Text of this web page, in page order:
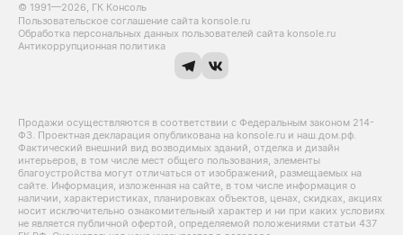
© 1991—2026, ГК Консоль
Пользовательское соглашение сайта konsole.ru
Обработка персональных данных пользователей сайта konsole.ru
Антикоррупционная политика
Продажи осуществляются в соответствии с Федеральным законом 214-
Ф3. Проектная декларация опубликована на konsole.ru и наш.дом.рф.
Фактический внешний вид возводимых зданий, отделка и дизайн
интерьеров, в том числе мест общего пользования, элементы
благоустройства могут отличаться от изображений, размещаемых на
сайте. Информация, изложенная на сайте, в том числе информация о
наличии, характеристиках, планировках объектов, ценах, скидках, акциях
носит исключительно ознакомительный характер и ни при каких условиях
не является публичной офертой, определяемой положениями статьи 437